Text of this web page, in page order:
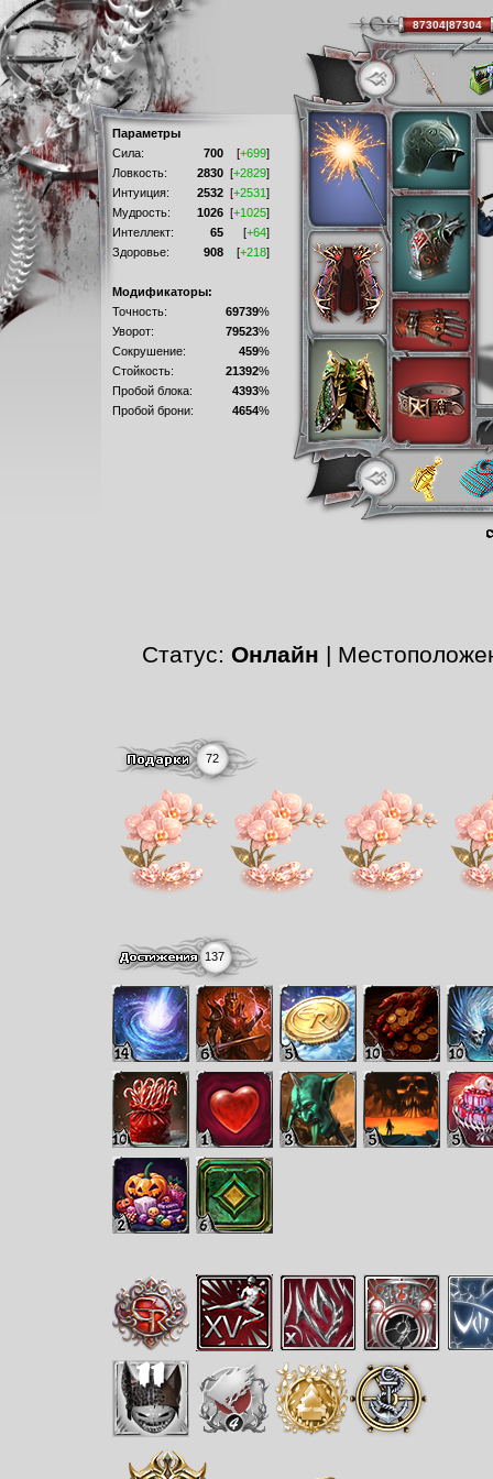
Параметры
Сила:
700 [+699]
Ловкость:
2830 [+2829]
Интуиция:
2532 [+2531]
Мудрость:
1026 [+1025]
Интеллект:
65 [+64]
Здоровье:
908 [+218]
Модификаторы:
Точность:
69739%
Уворот:
79523%
Сокрушение:
459%
Стойкость:
21392%
Пробой блока:
4393%
Пробой брони:
4654%
Статус: Онлайн |
72
137
87304|87304